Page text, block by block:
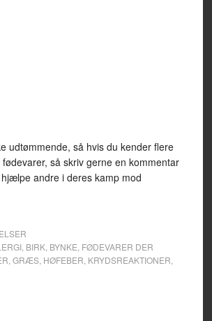
udtømmende, så hvis du kender flere
så skriv gerne en kommentar
andre i deres kamp mod
, BIRK, BYNKE FØDEVARER DER
GRÆS, HØFEBER KRYDSREAKTIONER